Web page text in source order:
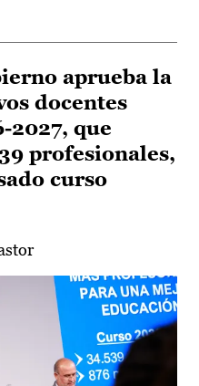
aprueba la
docentes
2027, que
profesionales,
curso